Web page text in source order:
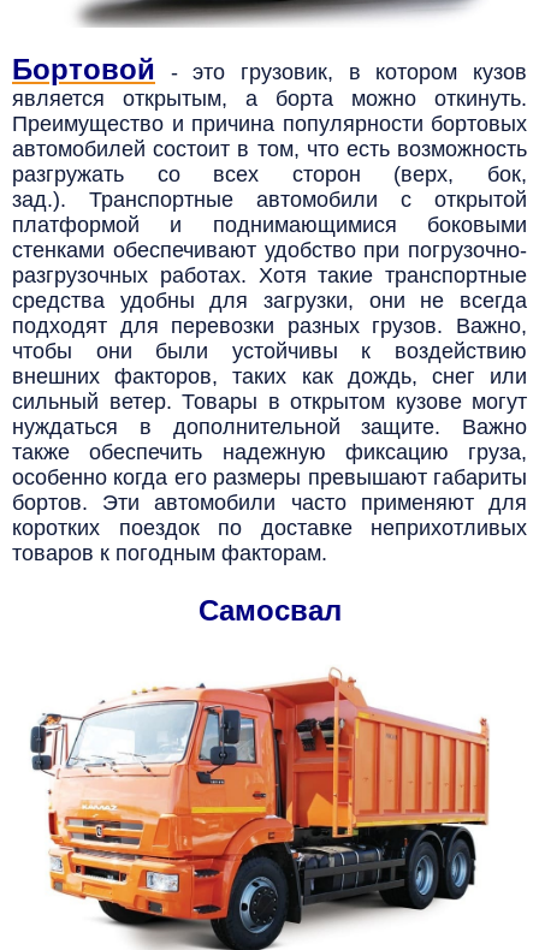
Бортовой - это грузовик, в котором кузов
является открытым, а борта можно откинуть.
Преимущество и причина популярности бортовых
автомобилей состоит в том, что есть возможность
разгружать со всех сторон (верх, бок,
зад.). Транспортные автомобили с открытой
платформой и поднимающимися боковыми
стенками обеспечивают удобство при погрузочно-
разгрузочных работах. Хотя такие транспортные
средства удобны для загрузки, они не всегда
подходят для перевозки разных грузов. Важно,
чтобы они были устойчивы к воздействию
внешних факторов, таких как дождь, снег или
сильный ветер. Товары в открытом кузове могут
нуждаться в дополнительной защите. Важно
также обеспечить надежную фиксацию груза,
особенно когда его размеры превышают габариты
бортов. Эти автомобили часто применяют для
коротких поездок по доставке неприхотливых
товаров к погодным факторам.
Самосвал